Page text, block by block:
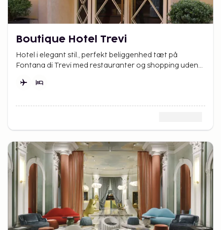
Boutique Hotel Trevi
Hotel i elegant stil., perfekt beliggenhed tæt på
Fontana di Trevi med restauranter og shopping uden